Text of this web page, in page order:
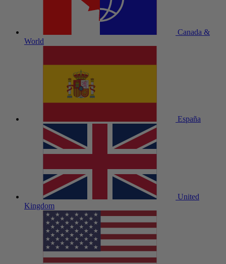
Canada &
World
España
United
Kingdom